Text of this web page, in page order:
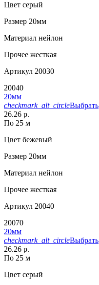
Цвет серый
Размер 20мм
Материал нейлон
Прочее жесткая
Артикул 20030
20040
20мм
checkmark_alt_circleВыбрать
26.26 р.
По 25 м
Цвет бежевый
Размер 20мм
Материал нейлон
Прочее жесткая
Артикул 20040
20070
20мм
checkmark_alt_circleВыбрать
26.26 р.
По 25 м
Цвет серый